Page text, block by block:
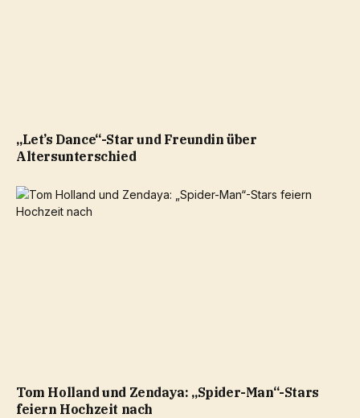
„Let’s Dance“-Star und Freundin über
Altersunterschied
Tom Holland und Zendaya: „Spider-Man“-Stars
feiern Hochzeit nach